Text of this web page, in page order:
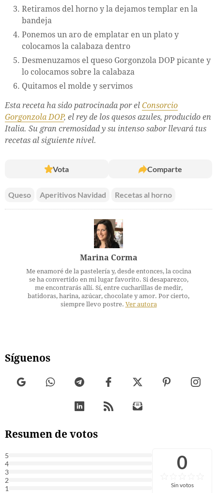
Retiramos del horno y la dejamos templar en la
bandeja
Ponemos un aro de emplatar en un plato y
colocamos la calabaza dentro
Desmenuzamos el queso Gorgonzola DOP picante y
lo colocamos sobre la calabaza
Quitamos el molde y servimos
Esta receta ha sido patrocinada por el Consorcio
Gorgonzola DOP, el rey de los quesos azules, producido en
Italia. Su gran cremosidad y su intenso sabor llevará tus
recetas al siguiente nivel.
Vota Comparte
Queso Aperitivos Navidad Recetas al horno
Marina Corma
Me enamoré de la pastelería y, desde entonces, la cocina
se ha convertido en mi lugar favorito. Si desaparezco,
me encontrarás allí. Sí, entre cucharillas de medir,
batidoras, harina, azúcar, chocolate y amor. Por cierto,
siempre llevo postre. Ver autora
Síguenos
Resumen de votos
5
4
3
2
1
0
Sin votos